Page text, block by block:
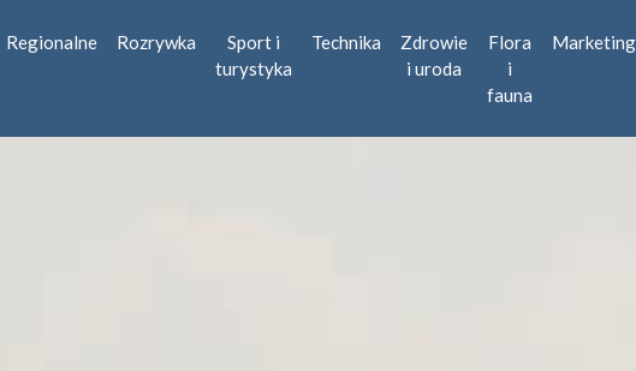
Regionalne Rozrywka
Sport i
turystyka
Technika
Zdrowie
i uroda
Flora
i
fauna
Marketing